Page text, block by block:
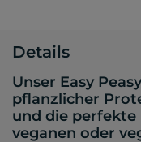
Details
Unser Easy
pflanzlicher
und die perfekte
veganen oder